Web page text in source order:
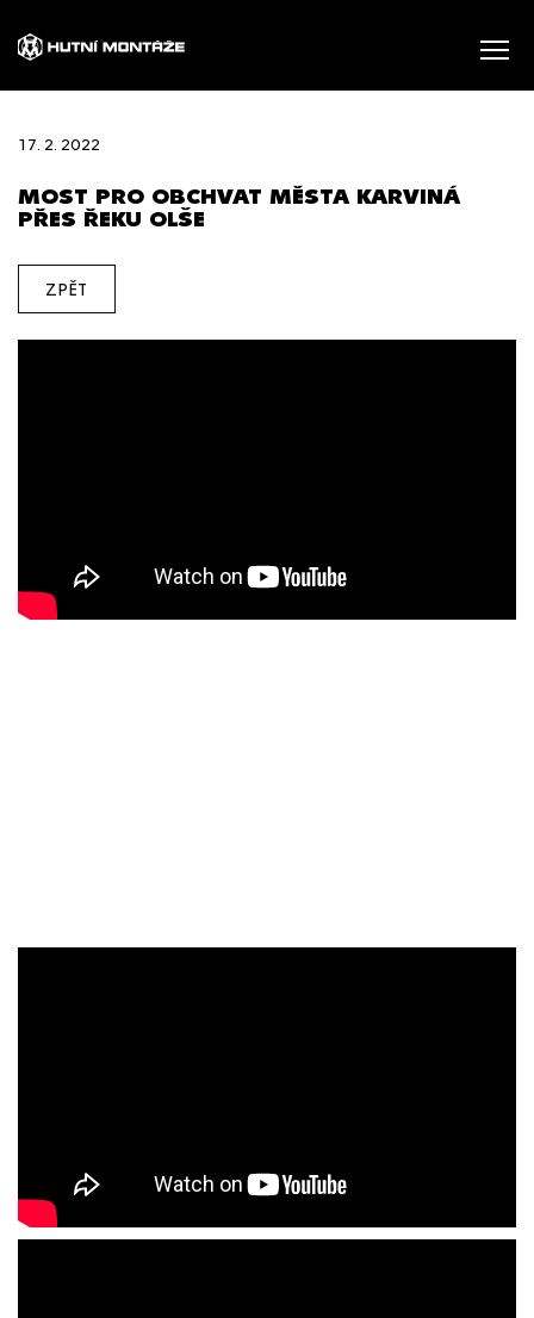
17. 2. 2022
MOST PRO OBCHVAT MĚSTA KARVINÁ
PŘES ŘEKU OLŠE
ZPĚT